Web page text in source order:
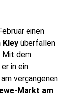
einen
Kley überfallen
Mit dem
in ein
vergangenen
Markt am